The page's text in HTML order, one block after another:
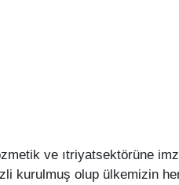
ve ıtriyatsektörüne
kurulmuş olup ülkemizin